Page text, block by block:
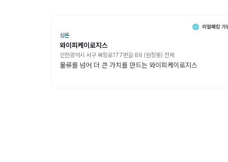
상온
와이피케이로지스
인천광역시 서구 북항로177번길 88 (원창동) 전체
물류를 넘어 더 큰 가치를 만드는 와이피케이로지스